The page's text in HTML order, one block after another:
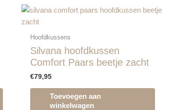
Hoofdkussens
Silvana hoofdkussen
Comfort Paars beetje zacht
€79,95
Toevoegen aan
winkelwagen